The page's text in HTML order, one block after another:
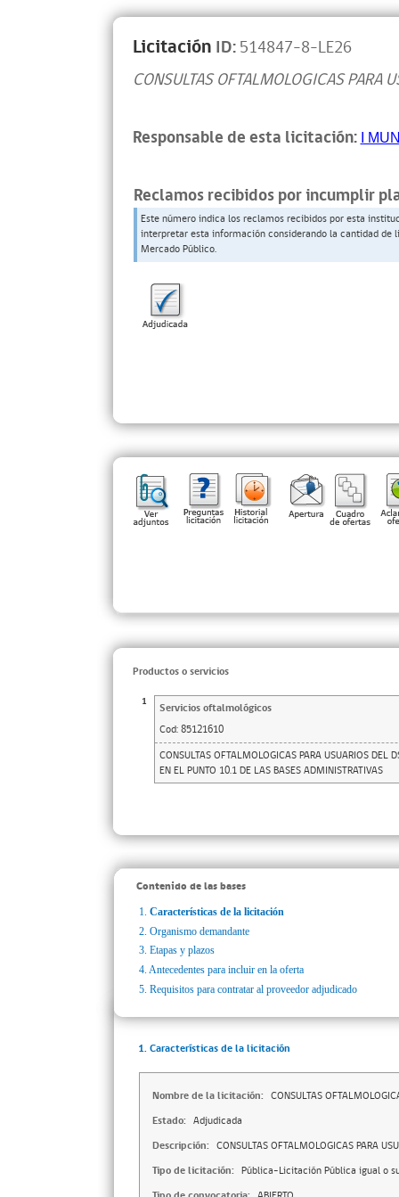
Licitación ID:514847-8-LE26
CONSULTAS OFTALMOLOGICAS PARA
Responsable de esta licitación:I
Reclamos recibidos por incumplir
Este número indica los reclamos recibidos por esta
interpretar esta información considerando la cantidad
Mercado Público.
Productos o servicios
1
Servicios oftalmológicos
Cod: 85121610
CONSULTAS OFTALMOLOGICAS PARA USUARIOS DEL
EN EL PUNTO 10.1 DE LAS BASES ADMINISTRATIVAS
Contenido de las bases
1. Características de la licitación
2. Organismo demandante
3. Etapas y plazos
4. Antecedentes para incluir en la oferta
5. Requisitos para contratar al proveedor adjudicado
1. Características de la licitación
Nombre de la licitación: CONSULTAS
Estado: Adjudicada
Descripción: CONSULTAS OFTALMOLOGICAS PARA
Tipo de licitación: Pública-Licitación Pública igual o